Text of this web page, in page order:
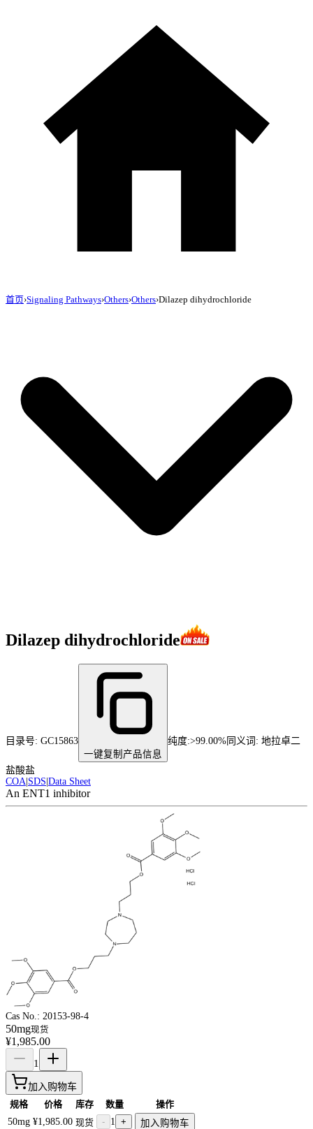
首页›Signaling Pathways›Others›Others›Dilazep dihydrochloride
Dilazep dihydrochloride
目录号: GC15863
一键复制产品信息
纯度:>99.00% 同义词: 地拉卓二
盐酸盐
COA SDS Data Sheet
An ENT1 inhibitor
Cas No.: 20153-98-4
50mg现货
¥1,985.00
1
加入购物车
规格 价格 库存 数量
操作
50mg ¥1,985.00 现货 - 1 +
加入购物车